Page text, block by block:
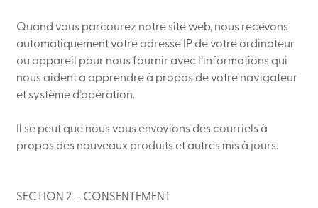
Quand vous parcourez notre site web, nous recevons
automatiquement votre adresse IP de votre ordinateur
ou appareil pour nous fournir avec l’informations qui
nous aident à apprendre à propos de votre navigateur
et système d’opération.
Il se peut que nous vous envoyions des courriels à
propos des nouveaux produits et autres mis à jours.
SECTION 2 – CONSENTEMENT